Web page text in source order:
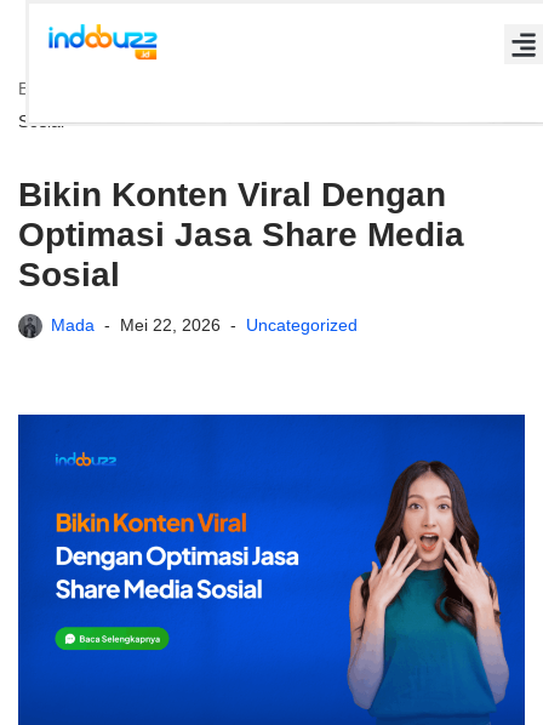
ke
konten
Beranda
Sosial
Bikin Konten Viral Dengan
Optimasi Jasa Share Media
Sosial
Mada Mei 22, 2026 Uncategorized